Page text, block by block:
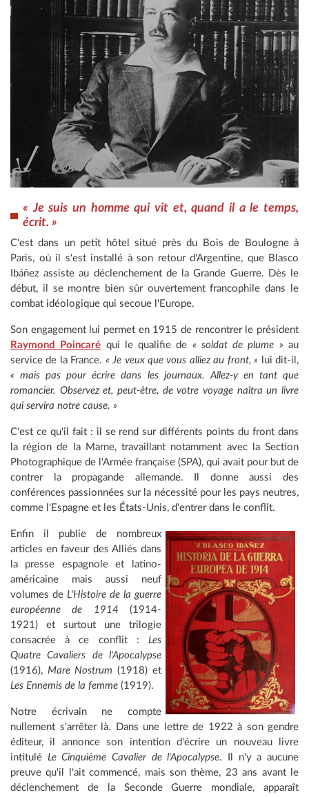
« Je suis un homme qui vit et, quand il a le temps,
écrit. »
C'est dans un petit hôtel situé près du Bois de Boulogne à
Paris, où il s'est installé à son retour d'Argentine, que Blasco
Ibáñez assiste au déclenchement de la Grande Guerre. Dès le
début, il se montre bien sûr ouvertement francophile dans le
combat idéologique qui secoue l'Europe.
Son engagement lui permet en 1915 de rencontrer le président
Raymond Poincaré qui le qualifie de « soldat de plume » au
service de la France. « Je veux que vous alliez au front, » lui dit-il,
« mais pas pour écrire dans les journaux. Allez-y en tant que
romancier. Observez et, peut-être, de votre voyage naîtra un livre
qui servira notre cause. »
C'est ce qu'il fait : il se rend sur différents points du front dans
la région de la Marne, travaillant notamment avec la Section
Photographique de l'Armée française (SPA), qui avait pour but de
contrer la propagande allemande. Il donne aussi des
conférences passionnées sur la nécessité pour les pays neutres,
comme l'Espagne et les États-Unis, d'entrer dans le conflit.
Enfin il publie de nombreux
articles en faveur des Alliés dans
la presse espagnole et latino-
américaine mais aussi neuf
volumes de L'Histoire de la guerre
européenne de 1914 (1914-
1921) et surtout une trilogie
consacrée à ce conflit : Les
Quatre Cavaliers de l'Apocalypse
(1916), Mare Nostrum (1918) et
Les Ennemis de la femme (1919).
Notre écrivain ne compte
nullement s'arrêter là. Dans une lettre de 1922 à son gendre
éditeur, il annonce son intention d'écrire un nouveau livre
intitulé Le Cinquième Cavalier de l'Apocalypse. Il n'y a aucune
preuve qu'il l'ait commencé, mais son thème, 23 ans avant le
déclenchement de la Seconde Guerre mondiale, apparaît